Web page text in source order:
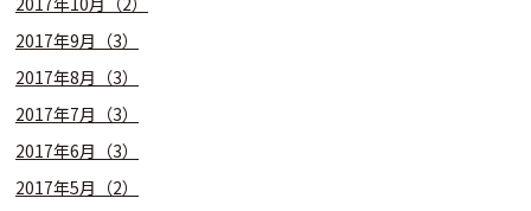
2017年9月（3）
2017年8月（3）
2017年7月（3）
2017年6月（3）
2017年5月（2）